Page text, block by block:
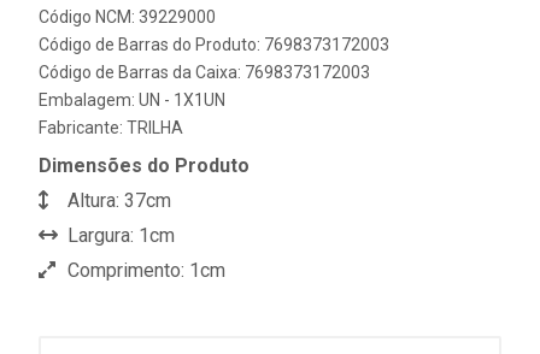
Código NCM: 39229000
Código de Barras do Produto: 7698373172003
Código de Barras da Caixa: 7698373172003
Embalagem: UN - 1X1UN
Fabricante: TRILHA
Dimensões do Produto
Altura: 37cm
Largura: 1cm
Comprimento: 1cm